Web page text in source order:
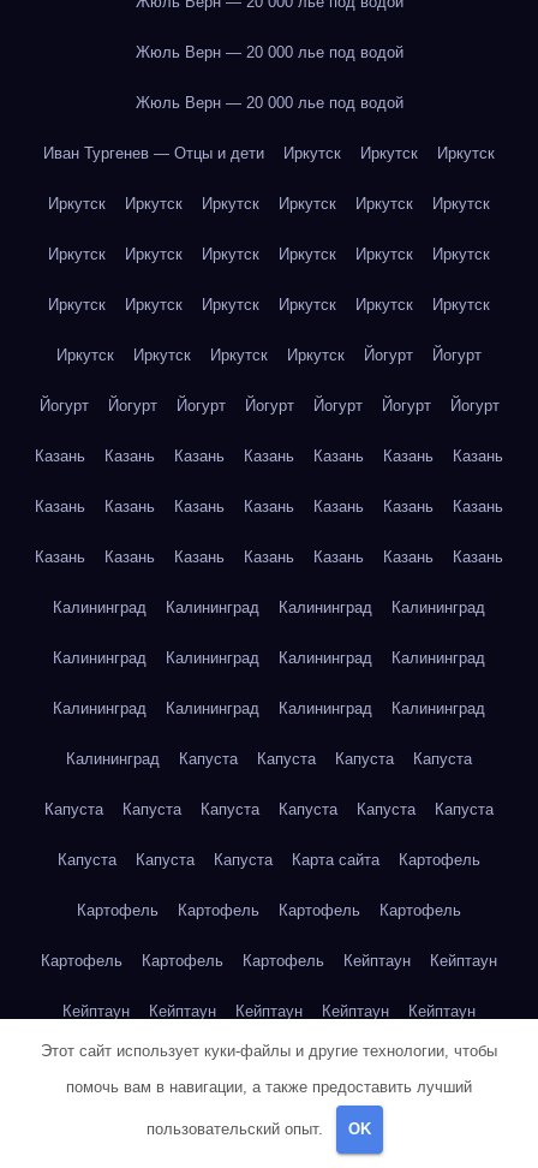
Жюль Верн — 20 000 лье под водой
Жюль Верн — 20 000 лье под водой
Иван Тургенев — Отцы и дети Иркутск Иркутск Иркутск
Иркутск Иркутск Иркутск Иркутск Иркутск Иркутск
Иркутск Иркутск Иркутск Иркутск Иркутск Иркутск
Иркутск Иркутск Иркутск Иркутск Иркутск Иркутск
Иркутск Иркутск Иркутск Иркутск Йогурт Йогурт
Йогурт Йогурт Йогурт Йогурт Йогурт Йогурт Йогурт
Казань Казань Казань Казань Казань Казань Казань
Казань Казань Казань Казань Казань Казань Казань
Казань Казань Казань Казань Казань Казань Казань
Калининград Калининград Калининград Калининград
Калининград Калининград Калининград Калининград
Калининград Калининград Калининград Калининград
Калининград Капуста Капуста Капуста Капуста
Капуста Капуста Капуста Капуста Капуста Капуста
Капуста Капуста Капуста Карта сайта Картофель
Картофель Картофель Картофель Картофель
Картофель Картофель Картофель Кейптаун Кейптаун
Кейптаун Кейптаун Кейптаун Кейптаун Кейптаун
Кейптаун Кейптаун Кейптаун Кейптаун Кейптаун
Кейптаун
Этот сайт использует куки-файлы и другие технологии, чтобы
помочь вам в навигации, а также предоставить лучший
пользовательский опыт. OK